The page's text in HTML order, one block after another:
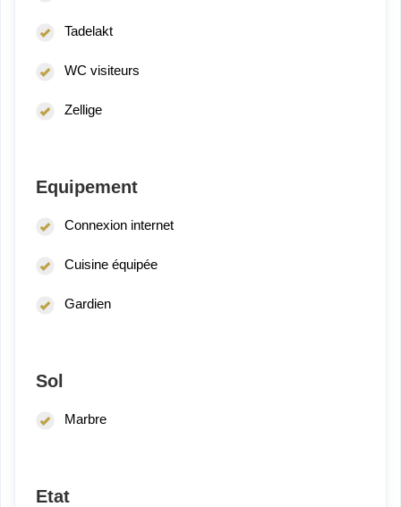
Tadelakt
WC visiteurs
Zellige
Equipement
Connexion internet
Cuisine équipée
Gardien
Sol
Marbre
Etat